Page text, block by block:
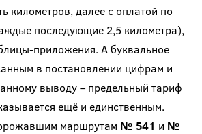
километров, далее с оплатой по
последующие 2,5 километра),
приложения. А буквальное
в постановлении цифрам и
выводу – предельный тариф
ещё и единственным.
маршрутам № 541 и №